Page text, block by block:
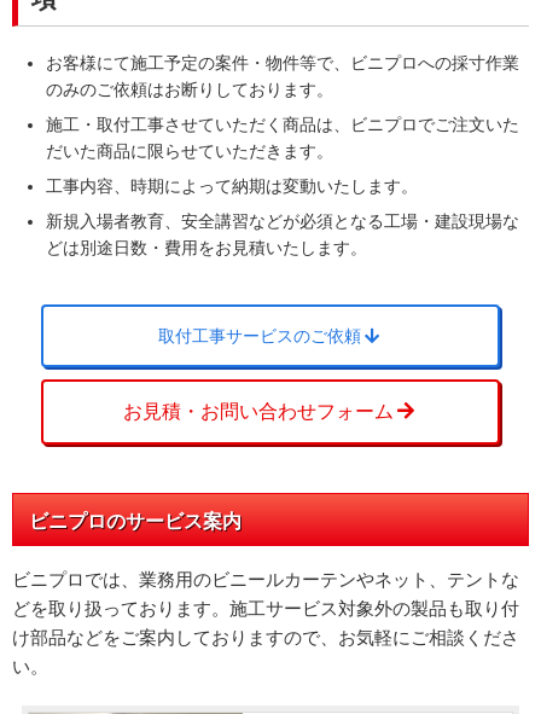
企業様
Q
ラクスル ビニプロの商品・サービ
スに対する総合的な満足度を教え
てください。
非常に満足
こちらの想像した通りの商品であるため。
Q
弊社、担当者とのコミュニケーシ
ョン、対応速度はどうでしたか？
非常に満足
わせや注文後の待ち時間が少ないため。
テントご購入 回答日：2025/07/11
お客様にて施工予定の案件・物件等で、ビニプロへの採寸作業
のみのご依頼はお断りしております。
施工・取付工事させていただく商品は、ビニプロでご注文いた
だいた商品に限らせていただきます。
工事内容、時期によって納期は変動いたします。
新規入場者教育、安全講習などが必須となる工場・建設現場な
どは別途日数・費用をお見積いたします。
取付工事サービスのご依頼
お見積・お問い合わせフォーム
ビニプロのサービス案内
ビニプロでは、業務用のビニールカーテンやネット、テントな
どを取り扱っております。施工サービス対象外の製品も取り付
け部品などをご案内しておりますので、お気軽にご相談くださ
い。